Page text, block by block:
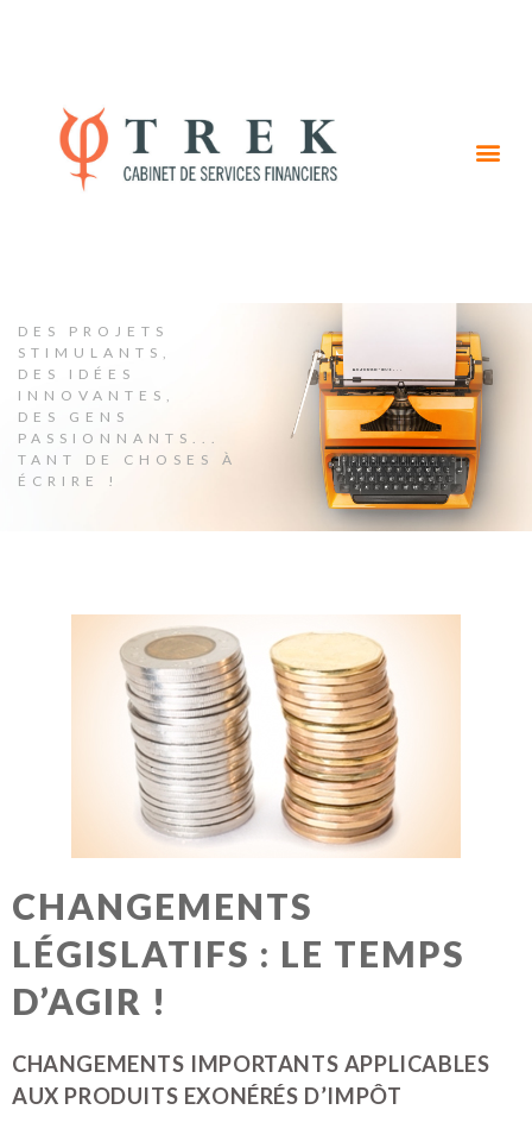
DES PROJETS
STIMULANTS,
DES IDÉES
INNOVANTES,
DES GENS
PASSIONNANTS...
TANT DE CHOSES À
ÉCRIRE !
CHANGEMENTS
LÉGISLATIFS : LE TEMPS
D’AGIR !
CHANGEMENTS IMPORTANTS APPLICABLES
AUX PRODUITS EXONÉRÉS D’IMPÔT